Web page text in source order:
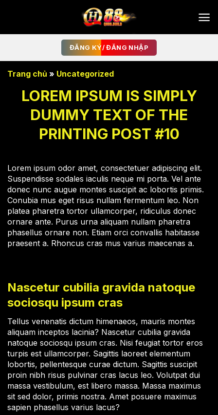
ĐĂNG KÝ/ ĐĂNG NHẬP
Trang chủ » Uncategorized
LOREM IPSUM IS SIMPLY
DUMMY TEXT OF THE
PRINTING POST #10
Lorem ipsum odor amet, consectetuer adipiscing elit.
Suspendisse sodales iaculis neque mi porta. Vel ante
donec nunc augue montes suscipit ac lobortis primis.
Conubia mus eget risus nullam fermentum leo. Non
platea pharetra tortor ullamcorper, ridiculus donec
ornare ante. Purus urna aliquam nullam pharetra
phasellus ornare non. Etiam orci convallis habitasse
praesent a. Rhoncus cras mus varius maecenas a.
Nascetur cubilia gravida natoque
sociosqu ipsum cras
Tellus venenatis dictum himenaeos, mauris montes
aliquam inceptos lacinia? Nascetur cubilia gravida
natoque sociosqu ipsum cras. Nisi feugiat tortor eros
turpis est ullamcorper. Sagittis laoreet elementum
lobortis, pellentesque curae dictum. Sagittis suscipit
proin nibh risus pulvinar cras lacus leo. Volutpat dui
massa vestibulum, est libero massa. Massa maximus
sit sed dolor, primis nostra. Amet posuere maximus
sapien phasellus varius lacus?